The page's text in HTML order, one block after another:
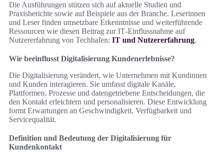
Die Ausführungen stützen sich auf aktuelle Studien und
Praxisberichte sowie auf Beispiele aus der Branche. Leserinnen
und Leser finden umsetzbare Erkenntnisse und weiterführende
Ressourcen wie diesen Beitrag zur IT‑Einflussnahme auf
Nutzererfahrung von Techhafen: IT und Nutzererfahrung.
Wie beeinflusst Digitalisierung Kundenerlebnisse?
Die Digitalisierung verändert, wie Unternehmen mit Kundinnen
und Kunden interagieren. Sie umfasst digitale Kanäle,
Plattformen, Prozesse und datengetriebene Entscheidungen, die
den Kontakt erleichtern und personalisieren. Diese Entwicklung
formt Erwartungen an Geschwindigkeit, Verfügbarkeit und
Servicequalität.
Definition und Bedeutung der Digitalisierung für
Kundenkontakt